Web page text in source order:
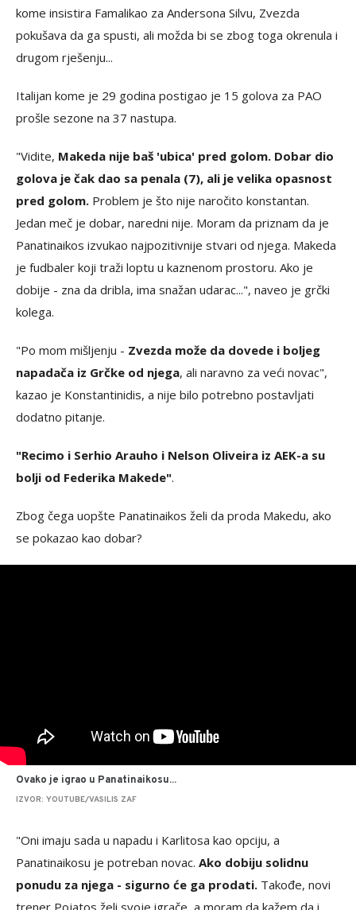
kome insistira Famalikao za Andersona Silvu, Zvezda
pokušava da ga spusti, ali možda bi se zbog toga okrenula i
drugom rješenju...
Italijan kome je 29 godina postigao je 15 golova za PAO
prošle sezone na 37 nastupa.
"Vidite, Makeda nije baš 'ubica' pred golom. Dobar dio
golova je čak dao sa penala (7), ali je velika opasnost
pred golom. Problem je što nije naročito konstantan.
Jedan meč je dobar, naredni nije. Moram da priznam da je
Panatinaikos izvukao najpozitivnije stvari od njega. Makeda
je fudbaler koji traži loptu u kaznenom prostoru. Ako je
dobije - zna da dribla, ima snažan udarac...", naveo je grčki
kolega.
"Po mom mišljenju - Zvezda može da dovede i boljeg
napadača iz Grčke od njega, ali naravno za veći novac",
kazao je Konstantinidis, a nije bilo potrebno postavljati
dodatno pitanje.
"Recimo i Serhio Arauho i Nelson Oliveira iz AEK-a su
bolji od Federika Makede".
Zbog čega uopšte Panatinaikos želi da proda Makedu, ako
se pokazao kao dobar?
Ovako je igrao u Panatinaikosu...
IZVOR: YOUTUBE/VASILIS ZAF
"Oni imaju sada u napadu i Karlitosa kao opciju, a
Panatinaikosu je potreban novac. Ako dobiju solidnu
ponudu za njega - sigurno će ga prodati. Takođe, novi